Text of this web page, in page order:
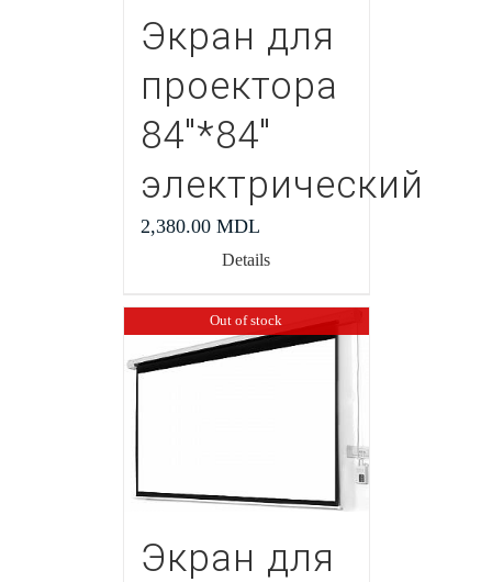
Экран для
проектора
84″*84″
электрический
2,380.00 MDL
Details
Out of stock
Экран для